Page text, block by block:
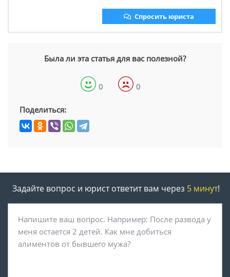
Спросить юриста
Была ли эта статья для вас полезной?
0 0
Поделиться:
Задайте вопрос и юрист ответит вам через 5 минут!